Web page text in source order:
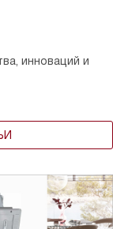
инноваций и